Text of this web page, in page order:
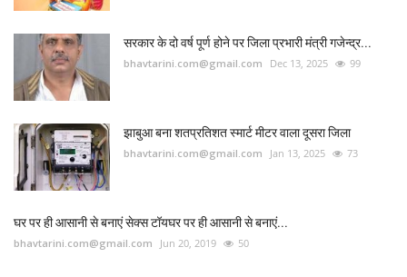
सरकार के दो वर्ष पूर्ण होने पर जिला प्रभारी मंत्री गजेन्द्र...
bhavtarini.com@gmail.com Dec 13, 2025 99
झाबुआ बना शतप्रतिशत स्मार्ट मीटर वाला दूसरा जिला
bhavtarini.com@gmail.com Jan 13, 2025 73
घर पर ही आसानी से बनाएं सेक्स टॉयघर पर ही आसानी से बनाएं...
bhavtarini.com@gmail.com Jun 20, 2019 50